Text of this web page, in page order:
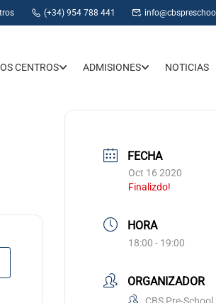
(+34) 954 788 441
CENTROS ADMISIONES NOTICIAS
FECHA
Oct 16 2020
Finalizdo!
HORA
18:00 - 19:00
ORGANIZADOR